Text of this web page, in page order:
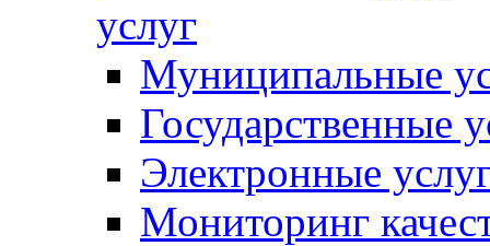
услуг
Муниципальные
Государственные
Электронные
Мониторинг